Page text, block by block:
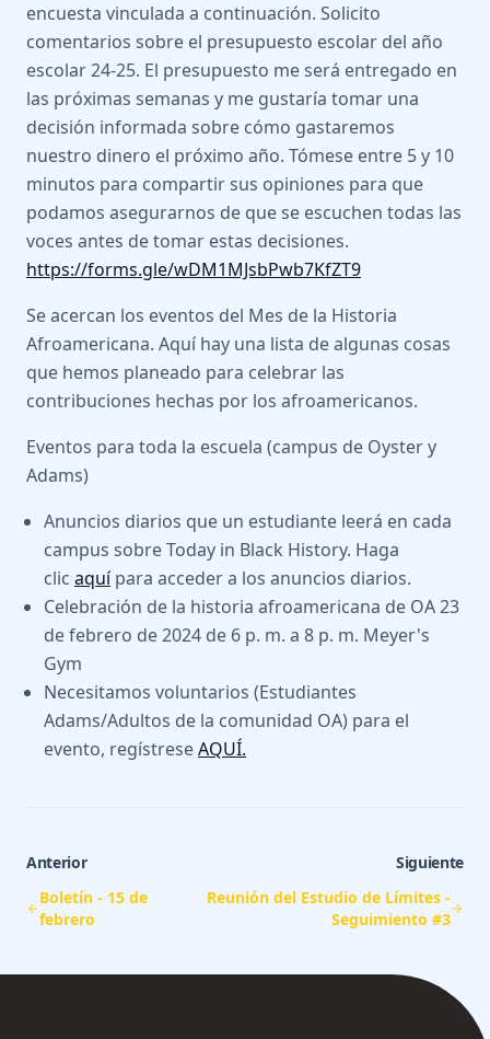
encuesta vinculada a continuación. Solicito
comentarios sobre el presupuesto escolar del año
escolar 24-25. El presupuesto me será entregado en
las próximas semanas y me gustaría tomar una
decisión informada sobre cómo gastaremos
nuestro dinero el próximo año. Tómese entre 5 y 10
minutos para compartir sus opiniones para que
podamos asegurarnos de que se escuchen todas las
voces antes de tomar estas decisiones.
https://forms.gle/wDM1MJsbPwb7KfZT9
Se acercan los eventos del Mes de la Historia
Afroamericana. Aquí hay una lista de algunas cosas
que hemos planeado para celebrar las
contribuciones hechas por los afroamericanos.
Eventos para toda la escuela (campus de Oyster y
Adams)
Anuncios diarios que un estudiante leerá en cada
campus sobre Today in Black History. Haga
clic aquípara acceder a los anuncios diarios.
Celebración de la historia afroamericana de OA 23
de febrero de 2024 de 6 p. m. a 8 p. m. Meyer's
Gym
Necesitamos voluntarios (Estudiantes
Adams/Adultos de la comunidad OA) para el
evento, regístreseAQUÍ.
Anterior
Boletín - 15 de
febrero
Siguiente
Reunión del Estudio de Límites -
Seguimiento #3